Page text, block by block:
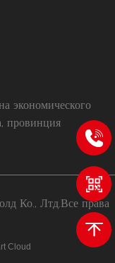
экономического
провинция
Ко., Лтд.Все права
Cloud